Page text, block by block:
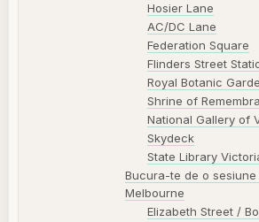
Hosier Lane
AC/DC Lane
Federation Square
Flinders Street
Royal Botanic
Shrine of
National Gallery of
Skydeck
State Library
Bucura-te de o
Melbourne
Elizabeth Street /